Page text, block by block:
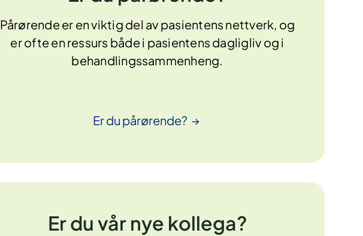
Pårørende er en viktig del av pasientens nettverk, og
er ofte en ressurs både i pasientens dagligliv og i
behandlingssammenheng.
Er du pårørende?
Er du vår nye kollega?